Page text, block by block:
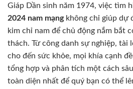
Giáp Dần sinh năm 1974, việc tìm
2024 nam mạngkhông chỉ giúp dự
kim chỉ nam để chủ động nắm bắt
thách. Từ công danh sự nghiệp, tài
cho đến sức khỏe, mọi khía cạnh
tổng hợp và phân tích một cách
toàn diện nhất để quý bạn có thể